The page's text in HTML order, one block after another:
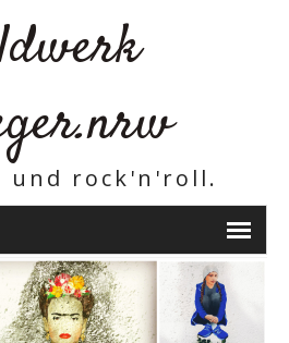
und rock'n'roll.